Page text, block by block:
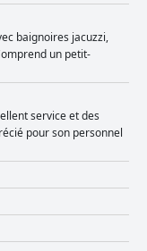
baignoires jacuzzi,
un petit-
service et des
pour son personnel